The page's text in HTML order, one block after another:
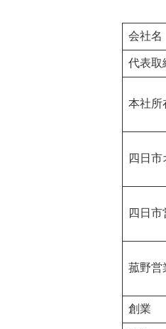
会社名
代表取
本社所
四日市
四日
菰野営
創業